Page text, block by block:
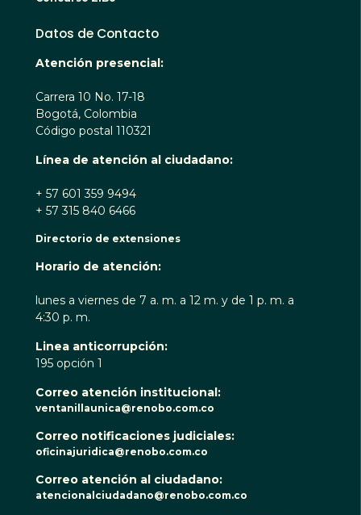
Datos de Contacto
Atención presencial:
Carrera 10 No. 17-18
Bogotá, Colombia
Código postal 110321
Línea de atención al ciudadano:
+ 57 601 359 9494
+ 57 315 840 6466
Directorio de extensiones
Horario de atención:
lunes a viernes de 7 a. m. a 12 m. y de 1 p. m. a
4:30 p. m.
Linea anticorrupción:
195 opción 1
Correo atención institucional:
ventanillaunica@renobo.com.co
Correo notificaciones judiciales:
oficinajuridica@renobo.com.co
Correo atención al ciudadano:
atencionalciudadano@renobo.com.co